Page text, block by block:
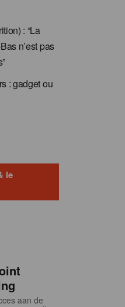
: “La
n’est pas
: gadget ou
le
aan de